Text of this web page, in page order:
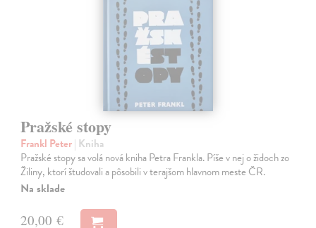
Pražské stopy
Frankl Peter| Kniha
Pražské stopy sa volá nová kniha Petra Frankla. Píše v nej o židoch zo
Žiliny, ktorí študovali a pôsobili v terajšom hlavnom meste ČR.
Na sklade
20,00 €